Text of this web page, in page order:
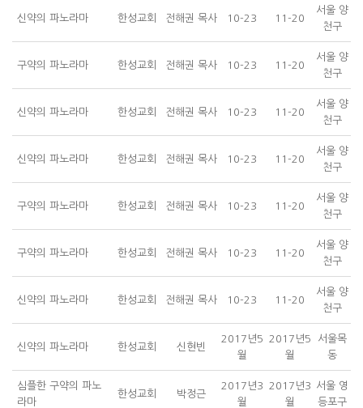
신약의 파노라마 한성교회 전해권 목사 10-23 11-20
서울 양
천구
구약의 파노라마 한성교회 전해권 목사 10-23 11-20
서울 양
천구
신약의 파노라마 한성교회 전해권 목사 10-23 11-20
서울 양
천구
신약의 파노라마 한성교회 전해권 목사 10-23 11-20
서울 양
천구
구약의 파노라마 한성교회 전해권 목사 10-23 11-20
서울 양
천구
구약의 파노라마 한성교회 전해권 목사 10-23 11-20
서울 양
천구
신약의 파노라마 한성교회 전해권 목사 10-23 11-20
서울 양
천구
신약의 파노라마 한성교회 신현빈
2017년5
월
2017년5
월
서울목
동
심플한 구약의 파노
라마
한성교회 박정근
2017년3
월
2017년3
월
서울 영
등포구